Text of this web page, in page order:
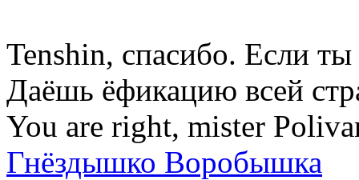
Tenshin, спасибо. Если ты
Даёшь ёфикацию всей
You are right, mister
Гнёздышко Воробышка